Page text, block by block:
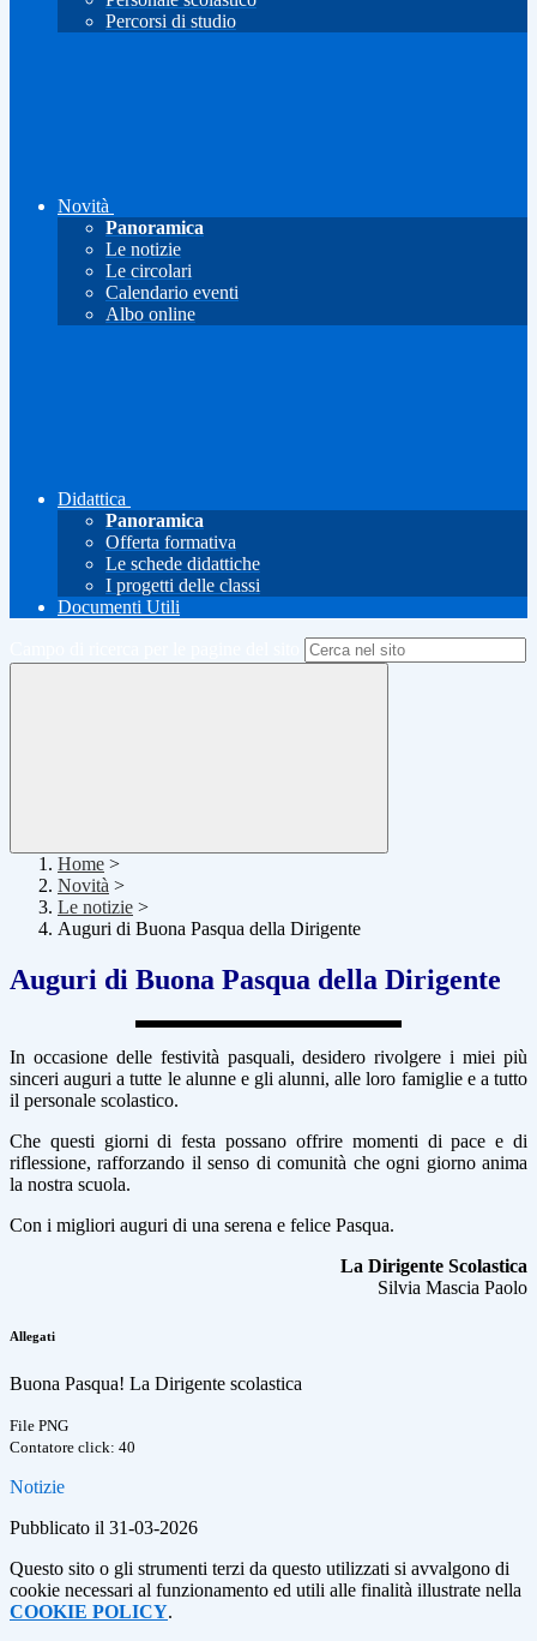
Percorsi di studio
Novità
Panoramica
Le notizie
Le circolari
Calendario eventi
Albo online
Didattica
Panoramica
Offerta formativa
Le schede didattiche
I progetti delle classi
Documenti Utili
Home >
Novità >
Le notizie >
Auguri di Buona Pasqua della Dirigente
Auguri di Buona Pasqua della Dirigente
In occasione delle festività pasquali, desidero rivolgere i miei più
sinceri auguri a tutte le alunne e gli alunni, alle loro famiglie e a tutto
il personale scolastico.
Che questi giorni di festa possano offrire momenti di pace e di
riflessione, rafforzando il senso di comunità che ogni giorno anima
la nostra scuola.
Con i migliori auguri di una serena e felice Pasqua.
La Dirigente Scolastica
Silvia Mascia Paolo
Allegati
Buona Pasqua! La Dirigente scolastica
File PNG
Contatore click: 40
Notizie
Pubblicato il 31-03-2026
Questo sito o gli strumenti terzi da questo utilizzati si avvalgono di
cookie necessari al funzionamento ed utili alle finalità illustrate nella
COOKIE POLICY.